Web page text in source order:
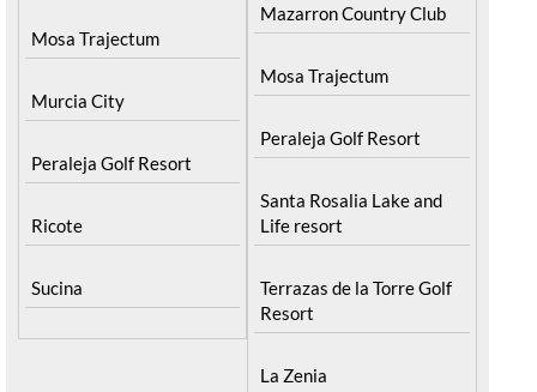
Mosa Trajectum
Murcia City
Peraleja Golf Resort
Ricote
Sucina
Mazarron Country Club
Mosa Trajectum
Peraleja Golf Resort
Santa Rosalia Lake and
Life resort
Terrazas de la Torre Golf
Resort
La Zenia